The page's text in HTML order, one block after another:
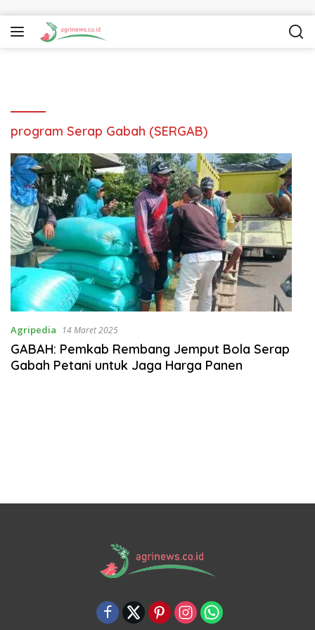
program Serap Gabah (SERGAB)
Agripedia 14 Maret 2025
GABAH: Pemkab Rembang Jemput Bola Serap
Gabah Petani untuk Jaga Harga Panen